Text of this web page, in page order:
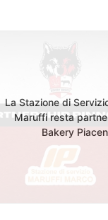
La Stazione di
Maruffi resta
Bakery